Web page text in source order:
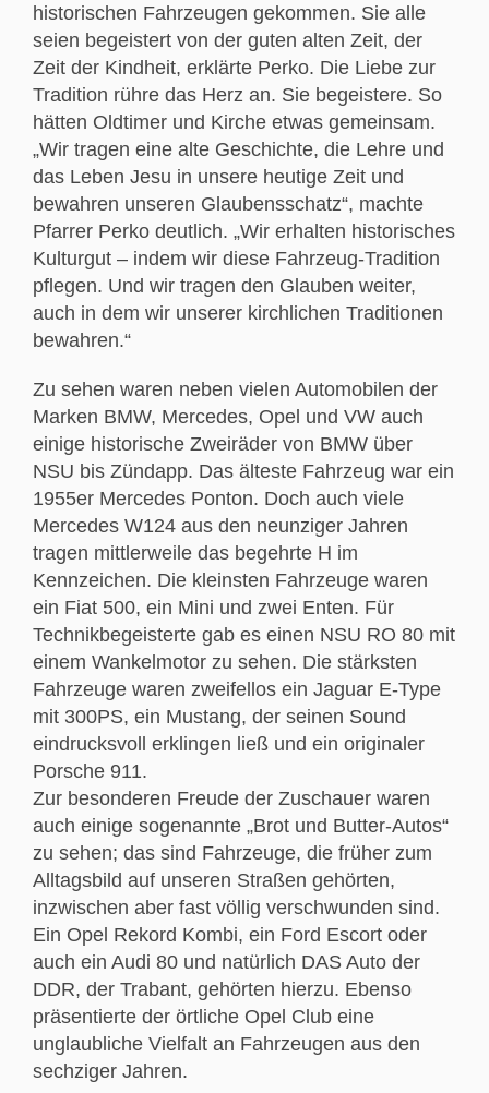
historischen Fahrzeugen gekommen. Sie alle
seien begeistert von der guten alten Zeit, der
Zeit der Kindheit, erklärte Perko. Die Liebe zur
Tradition rühre das Herz an. Sie begeistere. So
hätten Oldtimer und Kirche etwas gemeinsam.
„Wir tragen eine alte Geschichte, die Lehre und
das Leben Jesu in unsere heutige Zeit und
bewahren unseren Glaubensschatz“, machte
Pfarrer Perko deutlich. „Wir erhalten historisches
Kulturgut – indem wir diese Fahrzeug-Tradition
pflegen. Und wir tragen den Glauben weiter,
auch in dem wir unserer kirchlichen Traditionen
bewahren.“
Zu sehen waren neben vielen Automobilen der
Marken BMW, Mercedes, Opel und VW auch
einige historische Zweiräder von BMW über
NSU bis Zündapp. Das älteste Fahrzeug war ein
1955er Mercedes Ponton. Doch auch viele
Mercedes W124 aus den neunziger Jahren
tragen mittlerweile das begehrte H im
Kennzeichen. Die kleinsten Fahrzeuge waren
ein Fiat 500, ein Mini und zwei Enten. Für
Technikbegeisterte gab es einen NSU RO 80 mit
einem Wankelmotor zu sehen. Die stärksten
Fahrzeuge waren zweifellos ein Jaguar E-Type
mit 300PS, ein Mustang, der seinen Sound
eindrucksvoll erklingen ließ und ein originaler
Porsche 911.
Zur besonderen Freude der Zuschauer waren
auch einige sogenannte „Brot und Butter-Autos“
zu sehen; das sind Fahrzeuge, die früher zum
Alltagsbild auf unseren Straßen gehörten,
inzwischen aber fast völlig verschwunden sind.
Ein Opel Rekord Kombi, ein Ford Escort oder
auch ein Audi 80 und natürlich DAS Auto der
DDR, der Trabant, gehörten hierzu. Ebenso
präsentierte der örtliche Opel Club eine
unglaubliche Vielfalt an Fahrzeugen aus den
sechziger Jahren.